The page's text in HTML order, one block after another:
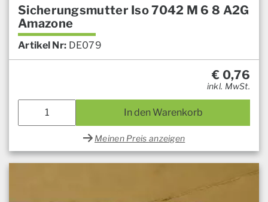
Sicherungsmutter Iso 7042 M 6 8 A2G
Amazone
Artikel Nr: DE079
€ 0,76
inkl. MwSt.
In den Warenkorb
Meinen Preis anzeigen